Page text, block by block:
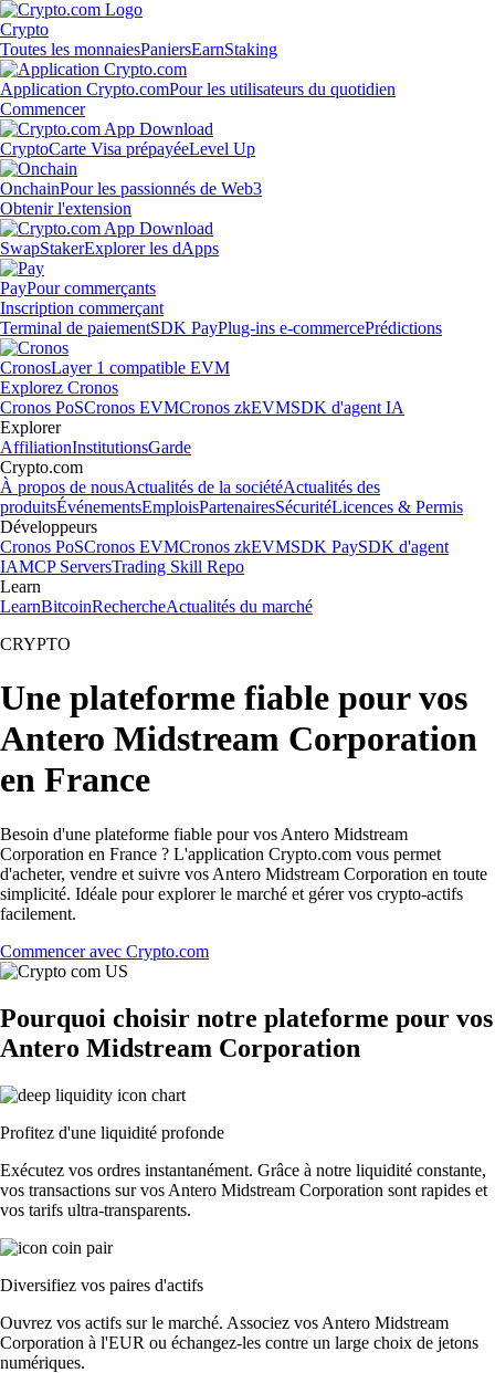
Crypto
Toutes les monnaiesPaniersEarnStaking
Application Crypto.comPour les utilisateurs du quotidien
Commencer
CryptoCarte Visa prépayéeLevel Up
OnchainPour les passionnés de Web3
Obtenir l'extension
SwapStakerExplorer les dApps
PayPour commerçants
Inscription commerçant
Terminal de paiementSDK PayPlug-ins e-commercePrédictions
CronosLayer 1 compatible EVM
Explorez Cronos
Cronos PoSCronos EVMCronos zkEVMSDK d'agent IA
Explorer
AffiliationInstitutionsGarde
Crypto.com
À propos de nousActualités de la sociétéActualités des
produitsÉvénementsEmploisPartenairesSécuritéLicences & Permis
Développeurs
Cronos PoSCronos EVMCronos zkEVMSDK PaySDK d'agent
IAMCP ServersTrading Skill Repo
Learn
LearnBitcoinRechercheActualités du marché
CRYPTO
Une plateforme fiable pour vos
Antero Midstream Corporation
en France
Besoin d'une plateforme fiable pour vos Antero Midstream
Corporation en France ? L'application Crypto.com vous permet
d'acheter, vendre et suivre vos Antero Midstream Corporation en toute
simplicité. Idéale pour explorer le marché et gérer vos crypto-actifs
facilement.
Commencer avec Crypto.com
Pourquoi choisir notre plateforme pour vos
Antero Midstream Corporation
Profitez d'une liquidité profonde
Exécutez vos ordres instantanément. Grâce à notre liquidité constante,
vos transactions sur vos Antero Midstream Corporation sont rapides et
vos tarifs ultra-transparents.
Diversifiez vos paires d'actifs
Ouvrez vos actifs sur le marché. Associez vos Antero Midstream
Corporation à l'EUR ou échangez-les contre un large choix de jetons
numériques.